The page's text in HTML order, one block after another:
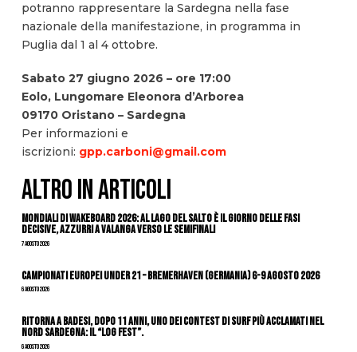
potranno rappresentare la Sardegna nella fase
nazionale della manifestazione, in programma in
Puglia dal 1 al 4 ottobre.
Sabato 27 giugno 2026 – ore 17:00
Eolo, Lungomare Eleonora d’Arborea
09170 Oristano – Sardegna
Per informazioni e
iscrizioni: gpp.carboni@gmail.com
ALTRO IN ARTICOLI
Mondiali di Wakeboard 2026: al Lago del Salto è il giorno delle fasi
decisive, azzurri a valanga verso le semifinali
7 Agosto 2026
Campionati Europei Under 21 – Bremerhaven (Germania) 6-9 agosto 2026
6 Agosto 2026
Ritorna a Badesi, dopo 11 anni, uno dei contest di surf più acclamati nel
nord Sardegna: il “Log Fest”.
6 Agosto 2026